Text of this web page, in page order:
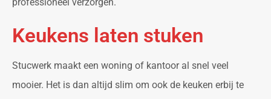
Keukens laten stuken
Stucwerk maakt een woning of kantoor al snel veel
mooier. Het is dan altijd slim om ook de keuken erbij te